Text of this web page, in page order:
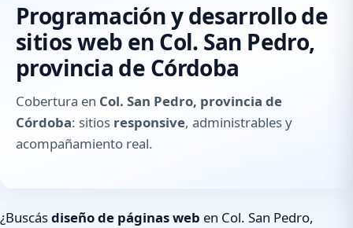
Programación y desarrollo de
sitios web en Col. San Pedro,
provincia de Córdoba
Cobertura en Col. San Pedro, provincia de
Córdoba: sitios responsive, administrables y
acompañamiento real.
¿Buscásdiseño de páginas web en Col. San Pedro,